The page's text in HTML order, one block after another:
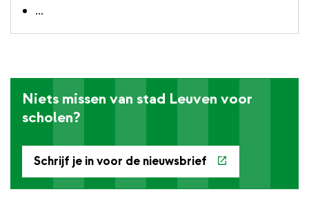
...
Schrijf je in voor de nieuwsbrief
Niets missen van stad Leuven voor
scholen?